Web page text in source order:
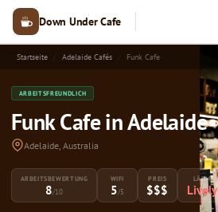
Down Under Cafe
Startseite Adelaide Cafés Funk Cafe
ARBEITSFREUNDLICH
Funk Cafe in Adelaide
Adelaide, Australia
ARBEITSBEWERTUNG
8/10
WIFI
5/5
PREIS
$$$
LÄRM
Lively